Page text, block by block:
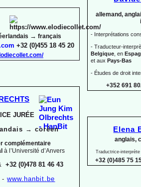
allemand,
- Interprétations
- Traducteur-
Belgique , en
et aux Pays-Bas
- Études de droit
+352 691
Elena
anglais,
Traductrice-
+32 (0)485 75
→ français
+32 (0)455 18 45 20
JURÉE
→ coréen
complémentaire
à l’Université d’Anvers
+32 (0)478 81 46 43
- www.hanbit.be